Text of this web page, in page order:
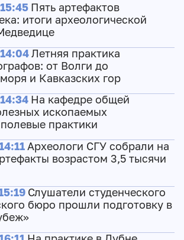
Пять артефактов
итоги археологической
Летняя практика
от Волги до
и Кавказских гор
На кафедре общей
ископаемых
практики
Археологи СГУ собрали на
возрастом 3,5 тысячи
Слушатели студенческого
бюро прошли подготовку в